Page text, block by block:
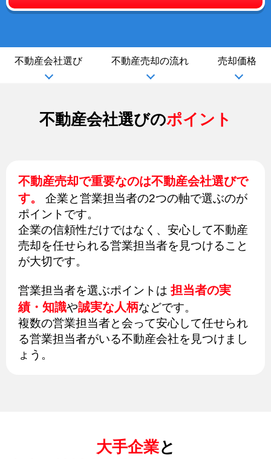
不動産会社選び 不動産売却の流れ 売却価格
不動産会社選びのポイント
不動産売却で重要なのは不動産会社選びで
す。
企業と営業担当者の2つの軸で選ぶのが
ポイントです。
企業の信頼性だけではなく、安心して不動産
売却を任せられる営業担当者を見つけること
が大切です。
営業担当者を選ぶポイントは 担当者の実
績・知識や誠実な人柄などです。
複数の営業担当者と会って安心して任せられ
る営業担当者がいる不動産会社を見つけまし
ょう。
大手企業と